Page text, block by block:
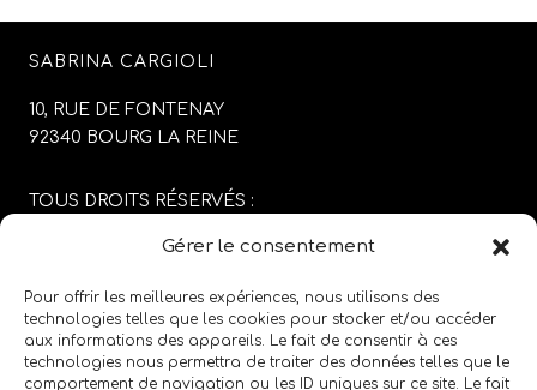
Gérer le consentement
Pour offrir les meilleures expériences, nous utilisons des
technologies telles que les cookies pour stocker et/ou accéder
aux informations des appareils. Le fait de consentir à ces
technologies nous permettra de traiter des données telles que le
comportement de navigation ou les ID uniques sur ce site. Le fait
SABRINA CARGIOLI
10, RUE DE FONTENAY
92340 BOURG LA REINE
TOUS DROITS RÉSERVÉS :
CONCEPTION DU SITE :
MENTIONS LÉGALES/CGV